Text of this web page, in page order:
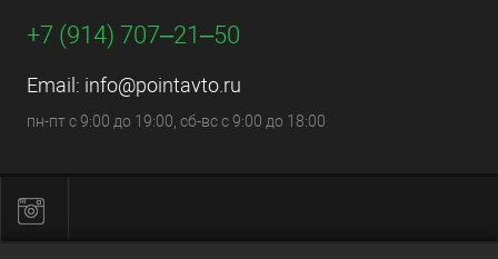
+7 (914) 707‒21‒50
Email: info@pointavto.ru
пн-пт с 9:00 до 19:00, сб-вс с 9:00 до 18:00